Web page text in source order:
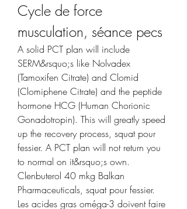
Cycle de force
musculation, séance pecs
A solid PCT plan will include
SERM&rsquo;s like Nolvadex
(Tamoxifen Citrate) and Clomid
(Clomiphene Citrate) and the peptide
hormone HCG (Human Chorionic
Gonadotropin). This will greatly speed
up the recovery process, squat pour
fessier. A PCT plan will not return you
to normal on it&rsquo;s own.
Clenbuterol 40 mkg Balkan
Pharmaceuticals, squat pour fessier.
Les acides gras oméga-3 doivent faire